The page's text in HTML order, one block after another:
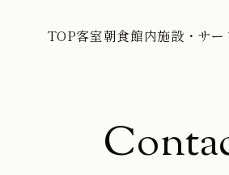
TOP客室朝食館内施設・サー
TOP客室朝食館内施設